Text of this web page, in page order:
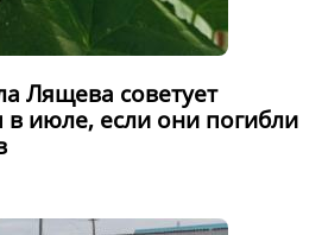
Лящева советует
в июле, если они погибли